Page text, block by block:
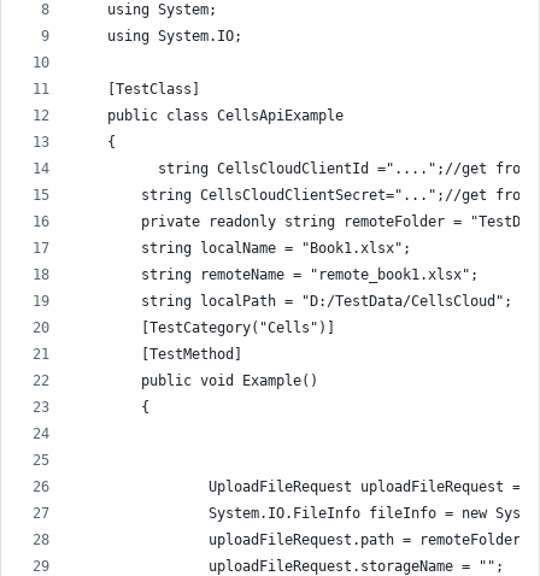
    using System;
    using System.IO;
    [TestClass]
    public class CellsApiExample
    {
string CellsCloudClientId ="....";//get
string CellsCloudClientSecret="...";//get
private readonly string remoteFolder =
        string localName = "Book1.xlsx";
        string remoteName = "remote_book1.xlsx";
        string localPath = "D:/TestData/CellsCloud";
        [TestCategory("Cells")]
        [TestMethod]
        public void Example()
        {
UploadFileRequest uploadFileRequest =
System.IO.FileInfo fileInfo = new
uploadFileRequest.path = remoteFolder
                uploadFileRequest.storageName = "";